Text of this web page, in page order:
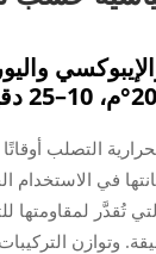
التصلب
التي تُقدَّر
تتراوح بين ١٦٠–١٨٠°م لمدة